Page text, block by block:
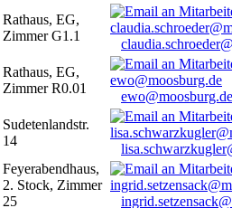
Rathaus, EG,
Zimmer G1.1
Rathaus, EG,
Zimmer R0.01
ewo@moosburg.de
Sudetenlandstr.
14
Feyerabendhaus,
2. Stock, Zimmer
25